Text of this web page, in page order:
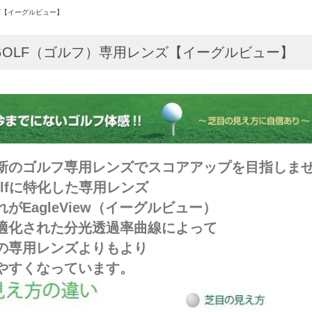
イーグルビュー】
（ゴルフ）専用レンズ【イーグルビュー】
のゴルフ専用レンズでスコアアップを目指しま
に特化した専用レンズ
がEagleView（イーグルビュー）
化された分光透過率曲線によって
専用レンズよりもより
すくなっています。